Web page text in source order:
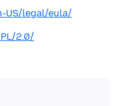
US/legal/eula/
2.0/